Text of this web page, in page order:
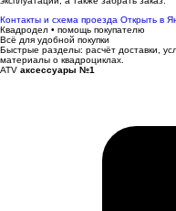
Контакты и схема проезда Открыть в
Квадродел • помощь покупателю
Всё для удобной покупки
Быстрые разделы: расчёт доставки,
материалы о квадроциклах.
ATV аксессуары №1